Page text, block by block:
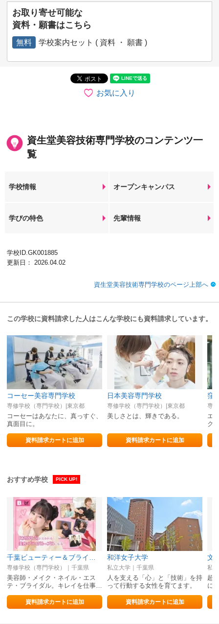
お取り寄せ可能な
資料・願書はこちら
無料 学校案内セット ( 資料 ・ 願書 )
お気に入り
資生堂美容技術専門学校のコンテンツ一
覧
学校情報 オープンキャンパス
学びの特色 先輩情報
学校ID.GK001885
更新日： 2026.04.02
資生堂美容技術専門学校のページ上部へ
この学校に資料請求した人はこんな学校にも資料請求しています。
コーセー美容専門学校
専修学校（専門学校）|東京都
コーセーはあなたに、真っすぐ、
真面目に。
資料請求カートに追加
日本美容専門学校
専修学校（専門学校）|東京都
美しさとは、輝きである。
資料請求カートに追加
窪
専
エ
ク
ル
おすすめ学校 PICK UP!
専修学校（専門学校）｜千葉県
美容師・メイク・ネイル・エス
テ・ブライダル。キレイを仕事…
資料請求カートに追加
和洋女子大学
私立大学｜千葉県
人を支える「心」と「技術」を持
って行動する女性を育てます。
資料請求カートに追加
文
私
超
に